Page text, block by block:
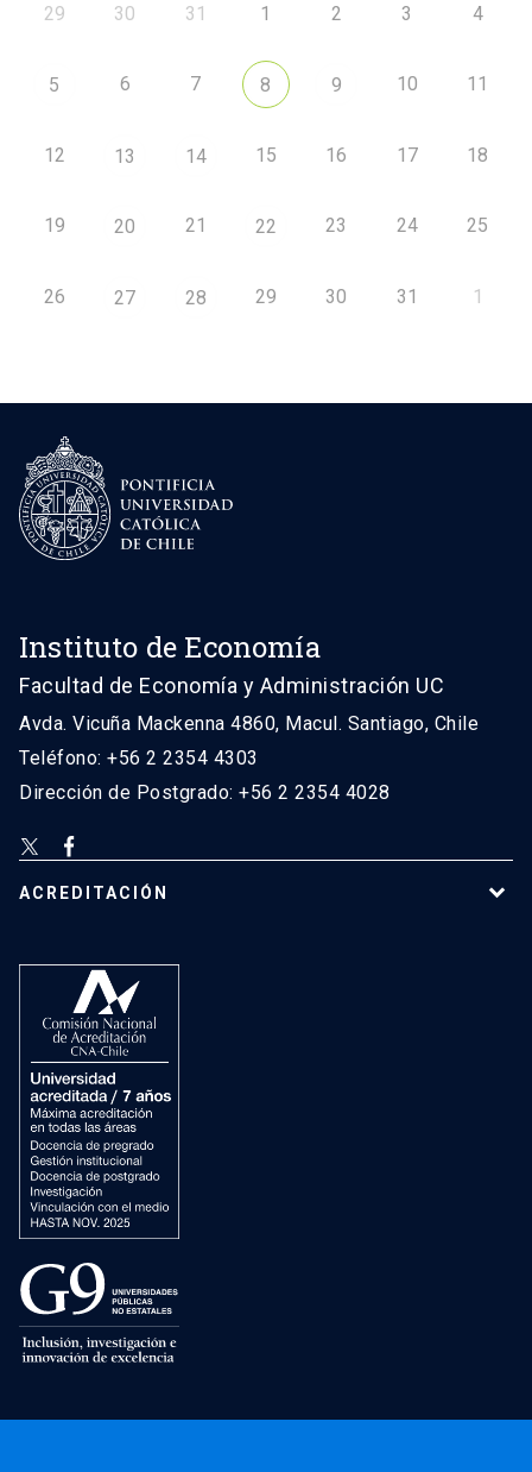
29 30 31 1 2 3 4
5 6 7 8 9 10 11
12 13 14 15 16 17 18
19 20 21 22 23 24 25
26 27 28 29 30 31 1
Instituto de Economía
Facultad de Economía y Administración UC
Avda. Vicuña Mackenna 4860, Macul. Santiago, Chile
Teléfono: +56 2 2354 4303
Dirección de Postgrado: +56 2 2354 4028
ACREDITACIÓN